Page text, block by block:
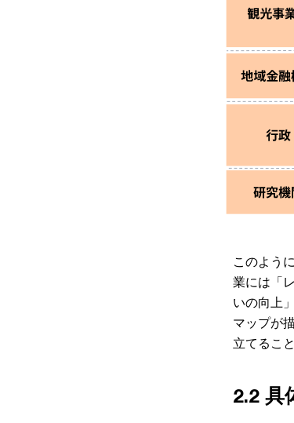
このよう
業には「
いの向上
マップが
立てるこ
2.2 具